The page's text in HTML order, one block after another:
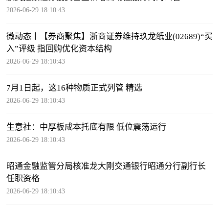
2026-06-29 18:10:43
微动态丨【券商聚焦】浙商证券维持玖龙纸业(02689)“买
入”评级 指回购优化资本结构
2026-06-29 18:10:43
7月1日起，这16种物质正式列管 精选
2026-06-29 18:10:43
生意社：中厚板成本托底有限 低位震荡运行
2026-06-29 18:10:43
昭通金融监管分局核准龙大刚交通银行昭通分行副行长
任职资格
2026-06-29 18:10:43